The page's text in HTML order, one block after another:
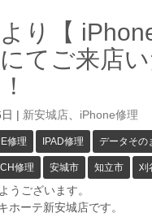
り【
てご来店
新安城店 iPhone修理
修理 IPAD修理 データその
修理 安城市 知立市 刈
うございます。
ホーテ新安城店です。